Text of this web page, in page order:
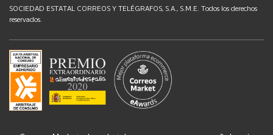
SOCIEDAD ESTATAL CORREOS Y TELÉGRAFOS, S.A., S.M.E. Todos los derechos
reservados.